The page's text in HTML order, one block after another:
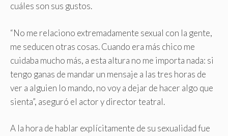
cuáles son sus gustos.
“No me relaciono extremadamente sexual con la gente,
me seducen otras cosas. Cuando era más chico me
cuidaba mucho más, a esta altura no me importa nada: si
tengo ganas de mandar un mensaje a las tres horas de
ver a alguien lo mando, no voy a dejar de hacer algo que
sienta”, aseguró el actor y director teatral.
A la hora de hablar explícitamente de su sexualidad fue